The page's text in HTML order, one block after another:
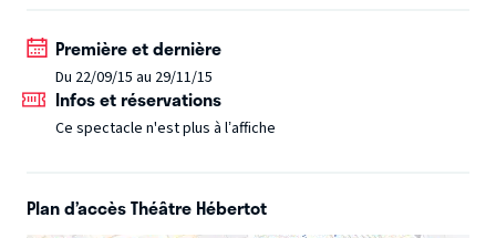
Première et dernière
Du 22/09/15 au 29/11/15
Infos et réservations
Ce spectacle n'est plus à l’affiche
Plan d’accès Théâtre Hébertot